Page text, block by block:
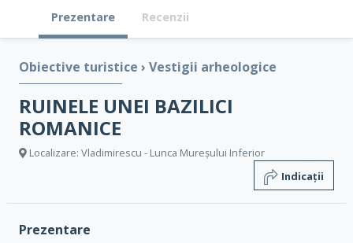
Prezentare Recenzii
Obiective turistice › Vestigii arheologice
RUINELE UNEI BAZILICI
ROMANICE
Localizare: Vladimirescu - Lunca Mureșului Inferior
Indicații
Prezentare